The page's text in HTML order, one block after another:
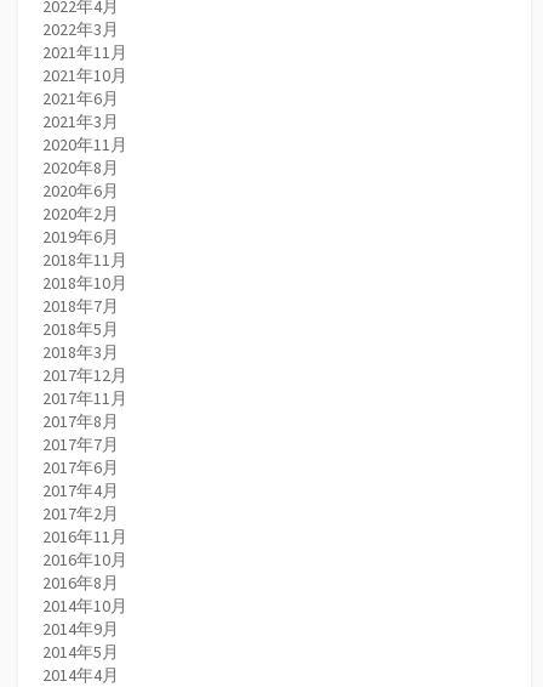
2022年4月
2022年3月
2021年11月
2021年10月
2021年6月
2021年3月
2020年11月
2020年8月
2020年6月
2020年2月
2019年6月
2018年11月
2018年10月
2018年7月
2018年5月
2018年3月
2017年12月
2017年11月
2017年8月
2017年7月
2017年6月
2017年4月
2017年2月
2016年11月
2016年10月
2016年8月
2014年10月
2014年9月
2014年5月
2014年4月